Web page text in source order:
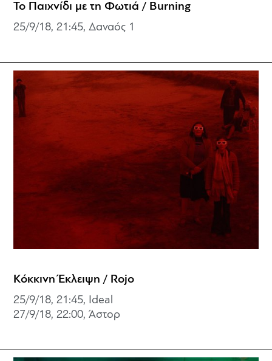
Το Παιχνίδι με τη Φωτιά / Burning
25/9/18, 21:45, Δαναός 1
Κόκκινη Έκλειψη / Rojo
25/9/18, 21:45, Ideal
27/9/18, 22:00, Άστορ